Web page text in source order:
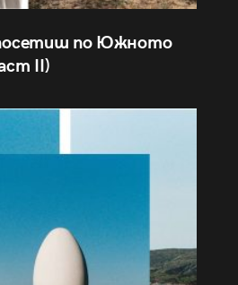
по Южното
II)